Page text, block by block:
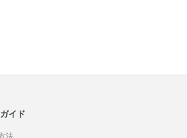
イド
法